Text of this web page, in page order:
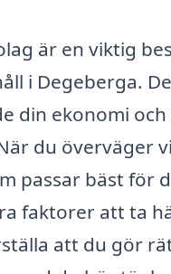
är en viktig
i Degeberga.
din ekonomi och
du överväger
passar bäst för
faktorer att ta
att du gör